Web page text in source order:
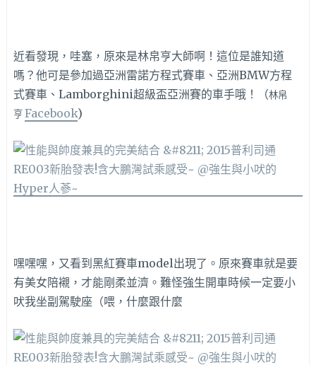
近看發現，哇塞，原來是林帛亨大師啊！這位是誰知道
嗎？他可是參加過亞洲雷諾方程式賽車、亞洲BMW方程
式賽車、Lamborghini超級盃亞洲賽的車手哦！（林帛
亨Facebook)
嘿嘿嘿，又看到黑紅賽車model出現了。原來賽車就是要
有美女陪襯，才能剛柔並濟。難怪強生開車時候一定要小
吠我坐副駕駛座（喂，什麼跟什麼